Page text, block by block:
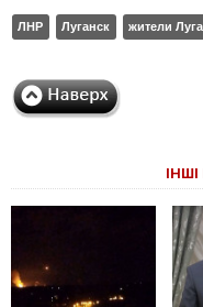
ЛНР Луганск жители